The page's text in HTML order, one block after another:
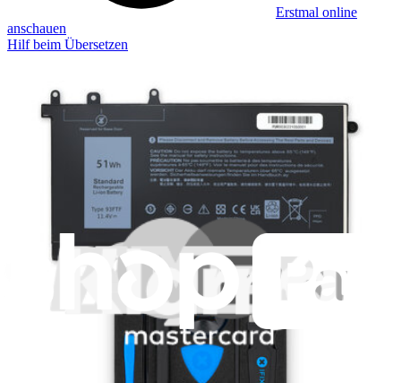
Erstmal online
anschauen
Hilf beim Übersetzen